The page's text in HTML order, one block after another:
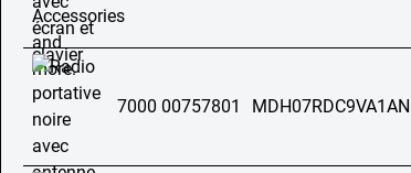
7000 00757801 MDH07RDC9VA1AN